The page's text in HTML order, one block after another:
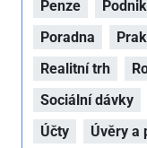
Penze
Poradna
Realitní trh
Sociální dávky
Účty
Úvěry a